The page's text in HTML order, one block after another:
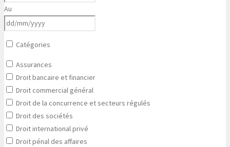
Au
Catégories
Assurances
Droit bancaire et financier
Droit commercial général
Droit de la concurrence et secteurs régulés
Droit des sociétés
Droit international privé
Droit pénal des affaires